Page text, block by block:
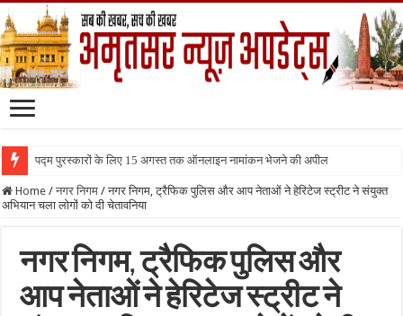
पद्म पुरस्कारों के लिए 15 अगस्त तक ऑनलाइन नामांकन भेजने की अपील
Home / नगर निगम / नगर निगम, ट्रैफिक पुलिस और आप नेताओं ने हेरिटेज स्ट्रीट ने संयुक्त
अभियान चला लोगों को दी चेतावनिया
नगर निगम, ट्रैफिक पुलिस और
आप नेताओं ने हेरिटेज स्ट्रीट ने